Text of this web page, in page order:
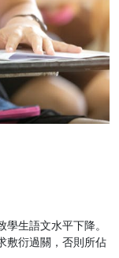
生語文水平下降。
敷衍過關，否則所佔